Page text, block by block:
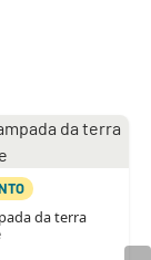
da terra